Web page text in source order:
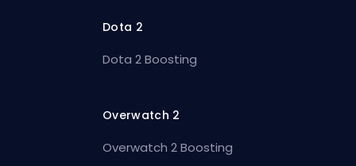
Dota 2
Dota 2 Boosting
Overwatch 2
Overwatch 2 Boosting